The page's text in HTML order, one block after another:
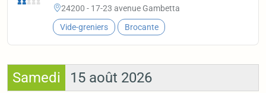
24200 - 17-23 avenue Gambetta
Vide-greniers Brocante
Samedi 15 août 2026